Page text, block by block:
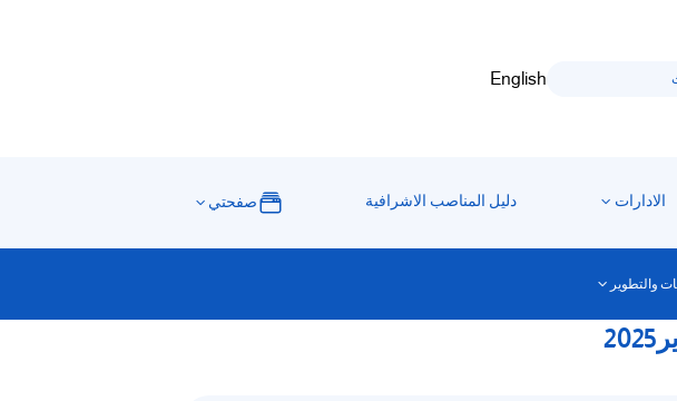
English
الادارات دليل المناصب الاشرافية صفحتي
والتطوير